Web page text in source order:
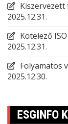
2025.12.31.
Kötelező
2025.12.31.
Folyamatos
2025.12.30.
ESGINFO